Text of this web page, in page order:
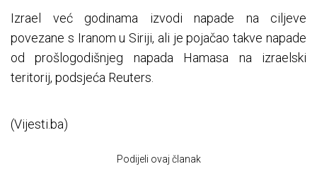
Izrael već godinama izvodi napade na ciljeve
povezane s Iranom u Siriji, ali je pojačao takve napade
od prošlogodišnjeg napada Hamasa na izraelski
teritorij, podsjeća Reuters.
(Vijesti.ba)
Podijeli ovaj članak